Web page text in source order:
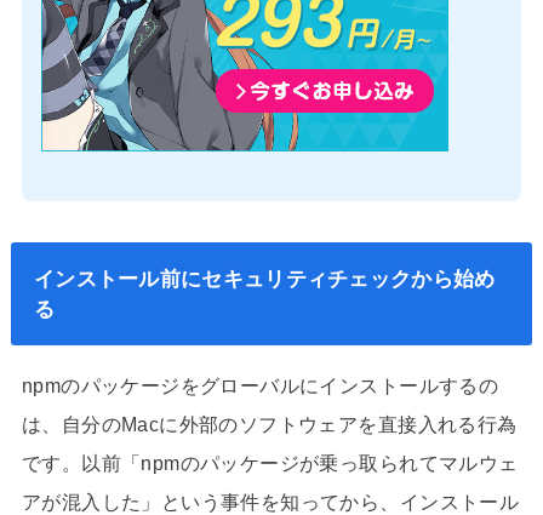
インストール前にセキュリティチェックから始め
る
npmのパッケージをグローバルにインストールするの
は、自分のMacに外部のソフトウェアを直接入れる行為
です。以前「npmのパッケージが乗っ取られてマルウェ
アが混入した」という事件を知ってから、インストール